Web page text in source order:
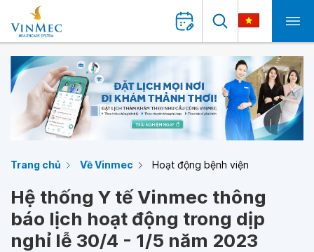
Trang chủ Về Vinmec Hoạt động bệnh viện
Hệ thống Y tế Vinmec thông
báo lịch hoạt động trong dịp
nghỉ lễ 30/4 - 1/5 năm 2023